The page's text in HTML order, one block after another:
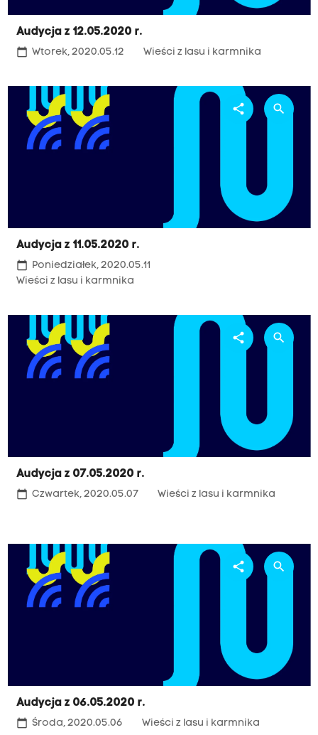
Audycja z 12.05.2020 r.
calendar_today Wtorek, 2020.05.12 Wieści z lasu i karmnika
Audycja z 11.05.2020 r.
calendar_today Poniedziałek, 2020.05.11
Wieści z lasu i karmnika
share search
Audycja z 07.05.2020 r.
calendar_today Czwartek, 2020.05.07 Wieści z lasu i karmnika
share search
Audycja z 06.05.2020 r.
calendar_today Środa, 2020.05.06 Wieści z lasu i karmnika
share search